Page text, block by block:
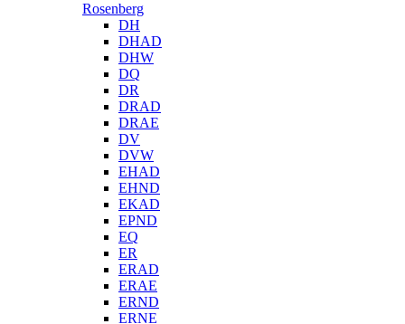
Rosenberg
DH
DHAD
DHW
DQ
DR
DRAD
DRAE
DV
DVW
EHAD
EHND
EKAD
EPND
EQ
ER
ERAD
ERAE
ERND
ERNE